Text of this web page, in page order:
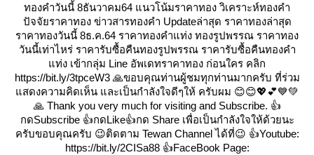
ทองคำวันนี้ 8ธันวาคม64 แนวโน้มราคาทอง วิเคราะห์ทองคำ
ปัจจัยราคาทอง ข่าวสารทองคำ Updateล่าสุด ราคาทองล่าสุด
ราคาทองวันนี้ 8ธ.ค.64 ราคาทองคำแท่ง ทองรูปพรรณ ราคาทอง
วันนี้เท่าไหร่ ราคารับซื้อคืนทองรูปพรรณ ราคารับซื้อคืนทองคำ
ท่ง เข้ากลุ่ม Line อัพเดทราคาทอง ก่อนใคร คลิก
https://bit.ly/3tpceW3 🙏ขอบคุณท่านผู้ชมทุกท่านมากครับ ที่ร่วม
สดงความคิดเห็น และเป็นกำลังใจดีๆให้ ครับผม 😊😊💖💕💙💚
🙏 Thank you very much for visiting and Subscribe. 👍
กดSubscribe 👍กดLike👍กด Share เพื่อเป็นกำลังใจให้ด้วยนะ
ครับขอบคุณครับ 😉ติดตาม Tewan Channel ได้ที่😉 👍Youtube:
https://bit.ly/2CISa88 👍FaceBook Page: